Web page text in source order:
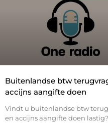
Buitenlandse btw
accijns aangifte doen
Vindt u buitenlandse btw
en accijns aangifte doen